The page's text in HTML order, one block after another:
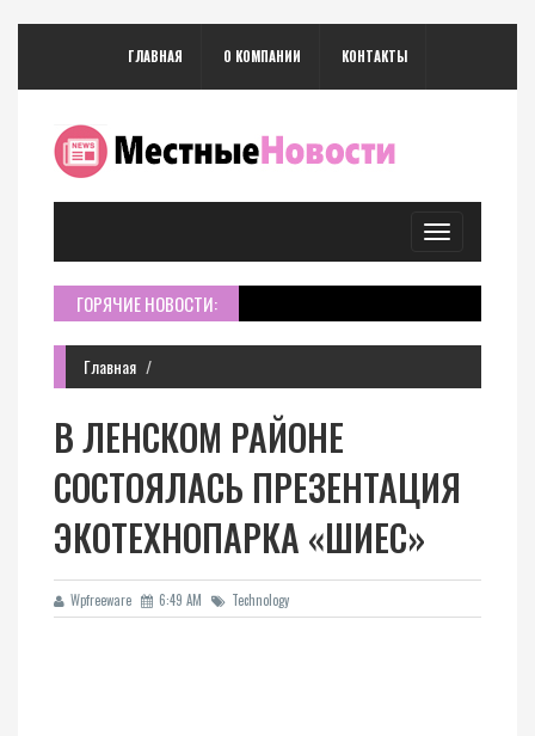
ГЛАВНАЯ О КОМПАНИИ КОНТАКТЫ
Toggle
navigation
ГОРЯЧИЕ НОВОСТИ:
Главная
В ЛЕНСКОМ РАЙОНЕ
СОСТОЯЛАСЬ ПРЕЗЕНТАЦИЯ
ЭКОТЕХНОПАРКА «ШИЕС»
Wpfreeware 6:49 AM Technology